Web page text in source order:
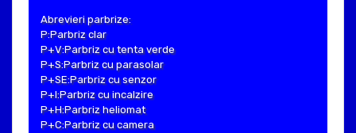
Abrevieri parbrize:
P:Parbriz clar
P+V:Parbriz cu tenta verde
P+S:Parbriz cu parasolar
P+SE:Parbriz cu senzor
P+I:Parbriz cu incalzire
P+H:Parbriz heliomat
P+C:Parbriz cu camera